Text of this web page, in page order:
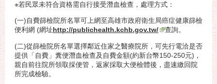
※若民眾未符合資格需自行接受潛血檢查，處理方式：
(一)自費篩檢院所名單可上網至高雄市政府衛生局癌症健康篩檢
便利網 (網址http://publichealth.kchb.gov.tw/ 查詢。
(二)從篩檢院所名單選擇鄰近住家之醫療院所，可先行電洽是否
提供「自費」糞便潛血檢查及自費金額(約新台幣150-250元)，
親自前往院所領取採便管，返家採取大便檢體後，盡速繳回院
所完成檢驗。